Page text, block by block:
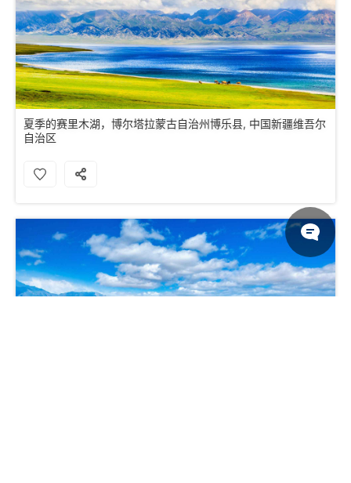
夏季的赛里木湖，博尔塔拉蒙古自治州博乐县, 中国新疆维吾尔
自治区